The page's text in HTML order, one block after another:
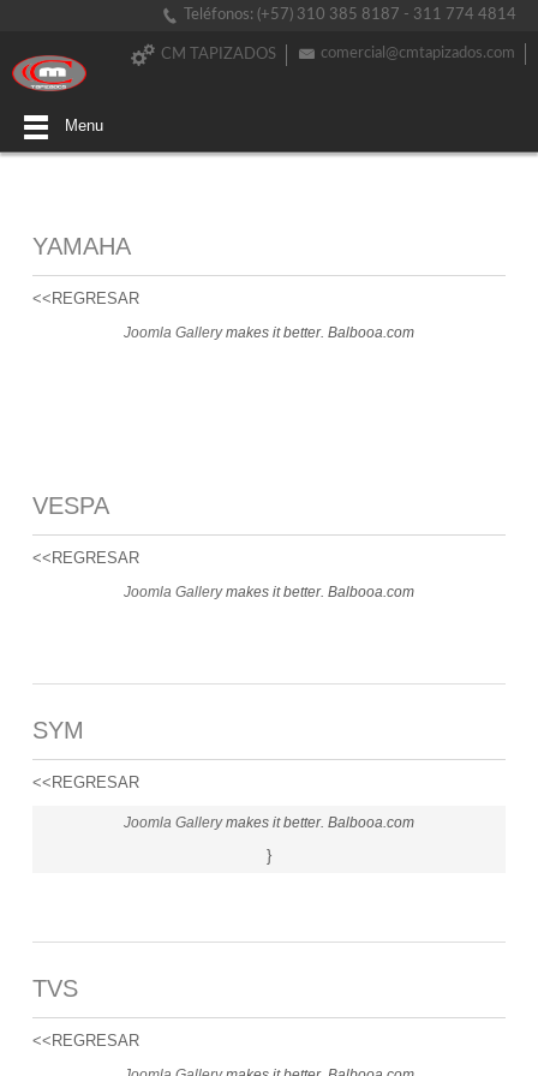
Teléfonos: (+57) 310 385 8187 - 311 774 4814
comercial@cmtapizados.com
CM TAPIZADOS
Menu
YAMAHA
<<REGRESAR
Joomla Gallerymakes it better. Balbooa.com
VESPA
<<REGRESAR
Joomla Gallerymakes it better. Balbooa.com
SYM
<<REGRESAR
Joomla Gallerymakes it better. Balbooa.com
}
TVS
<<REGRESAR